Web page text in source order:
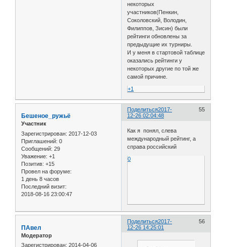
некоторых
участников(Пенкин,
Соколовский, Володин,
Филиппов, Зисин) были
рейтинги обновлены за
предыдущие их турниры.
И у меня в стартовой таблице
оказались рейтинги у
некоторых другие по той же
самой причине.
+1
Поделиться 55
2017-
12-26 02:04:48
Бешеное_ружьё
Участник
Зарегистрирован: 2017-12-03
Приглашений: 0
Сообщений: 29
Уважение: +1
Позитив: +15
Провел на форуме:
1 день 8 часов
Последний визит:
2018-08-16 23:00:47
Как я понял, слева
международный рейтинг, а
справа российский
0
Поделиться 56
2017-
12-26 14:25:01
ПАвел
Модератор
Зарегистрирован: 2014-04-06